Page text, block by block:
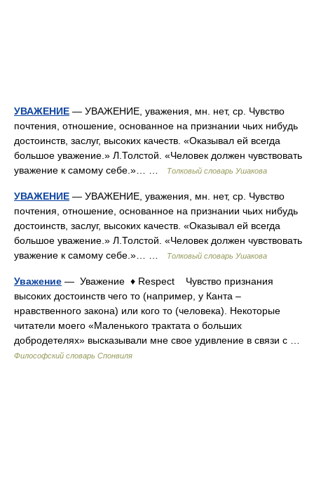
УВАЖЕНИЕ — УВАЖЕНИЕ, уважения, мн. нет, ср. Чувство
почтения, отношение, основанное на признании чьих нибудь
достоинств, заслуг, высоких качеств. «Оказывал ей всегда
большое уважение.» Л.Толстой. «Человек должен чувствовать
уважение к самому себе.»… …
Толковый словарь Ушакова
УВАЖЕНИЕ — УВАЖЕНИЕ, уважения, мн. нет, ср. Чувство
почтения, отношение, основанное на признании чьих нибудь
достоинств, заслуг, высоких качеств. «Оказывал ей всегда
большое уважение.» Л.Толстой. «Человек должен чувствовать
уважение к самому себе.»… …
Толковый словарь Ушакова
Уважение — Уважение ♦ Respect Чувство признания
высоких достоинств чего то (например, у Канта –
нравственного закона) или кого то (человека). Некоторые
читатели моего «Маленького трактата о больших
добродетелях» высказывали мне свое удивление в связи с …
Философский словарь Спонвиля